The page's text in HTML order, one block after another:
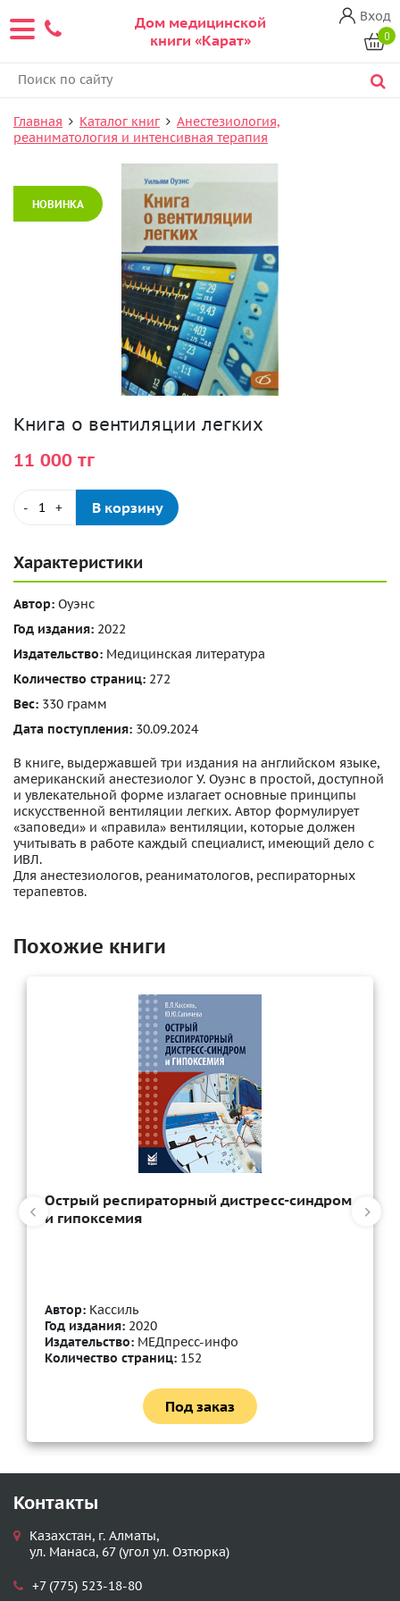
Дом медицинской
книги «Карат»
Вход
0
Главная Каталог книг
Анестезиология,
реаниматология и интенсивная терапия
НОВИНКА
Книга о вентиляции легких
11 000 тг
- + В корзину
Характеристики
Автор: Оуэнс
Год издания: 2022
Издательство: Медицинская литература
Количество страниц: 272
Вес: 330 грамм
Дата поступления: 30.09.2024
В книге, выдержавшей три издания на английском языке,
американский анестезиолог У. Оуэнс в простой, доступной
и увлекательной форме излагает основные принципы
искусственной вентиляции легких. Автор формулирует
«заповеди» и «правила» вентиляции, которые должен
учитывать в работе каждый специалист, имеющий дело с
ИВЛ.
Для анестезиологов, реаниматологов, респираторных
терапевтов.
Похожие книги
Острый респираторный дистресс-синдром
и гипоксемия
Автор: Кассиль
Год издания: 2020
Издательство: МЕДпресс-инфо
Количество страниц: 152
Под заказ
Контакты
Казахстан, г. Алматы,
ул. Манаса, 67 (угол ул. Озтюрка)
+7 (775) 523-18-80